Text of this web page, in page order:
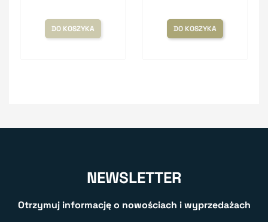
DO KOSZYKA DO KOSZYKA
NEWSLETTER
Otrzymuj informację o nowościach i wyprzedażach